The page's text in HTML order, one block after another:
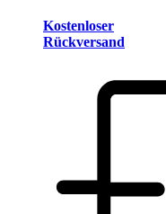
Kostenloser
Rückversand